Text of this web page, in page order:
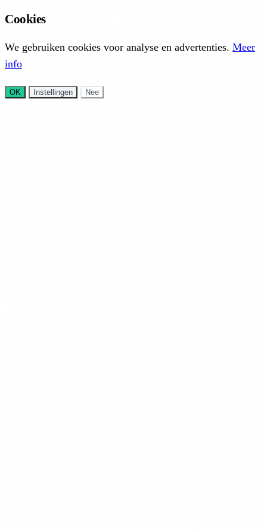
Cookies
We gebruiken cookies voor analyse en advertenties. Meer
info
OK Instellingen Nee